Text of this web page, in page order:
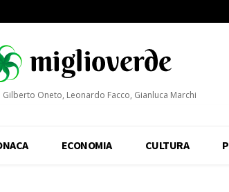
Oneto, Leonardo Facco, Gianluca Marchi
ECONOMIA CULTURA